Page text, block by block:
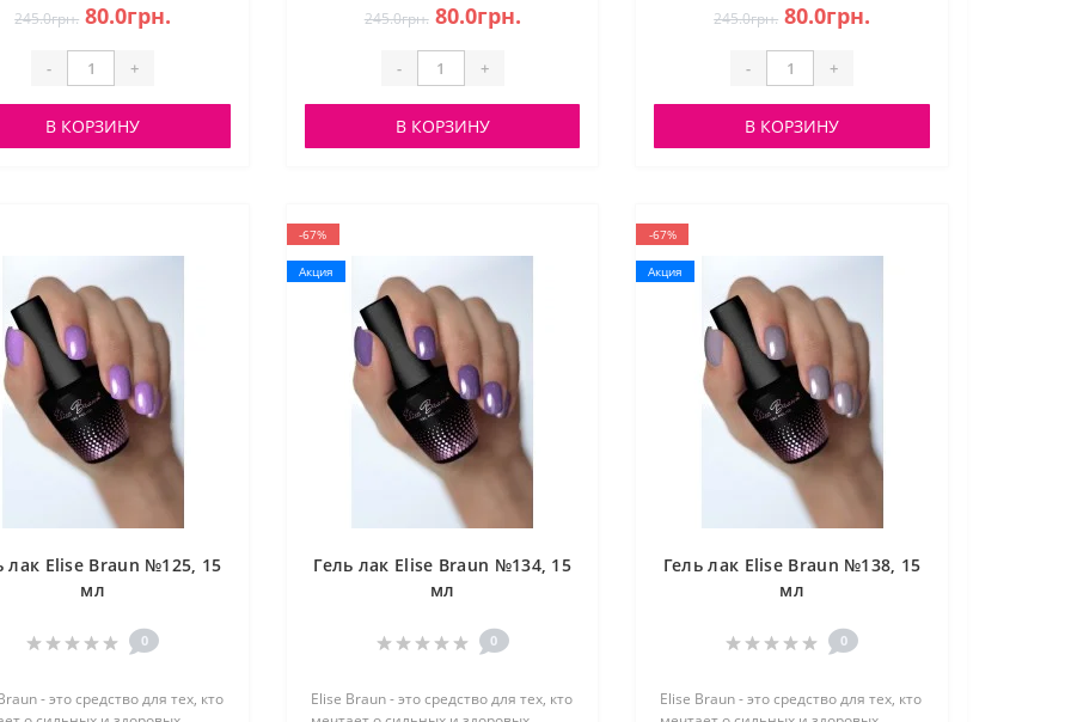
245.0грн. 80.0грн.
- +
В КОРЗИНУ
245.0грн. 80.0грн.
- +
В КОРЗИНУ
245.0грн. 80.0грн.
- +
В КОРЗИНУ
лак Elise Braun №125, 15
мл
0
- это средство для тех, кто
-67%
Акция
Гель лак Elise Braun №134, 15
мл
0
Elise Braun - это средство для тех, кто
-67%
Акция
Гель лак Elise Braun №138, 15
мл
0
Elise Braun - это средство для тех, кто